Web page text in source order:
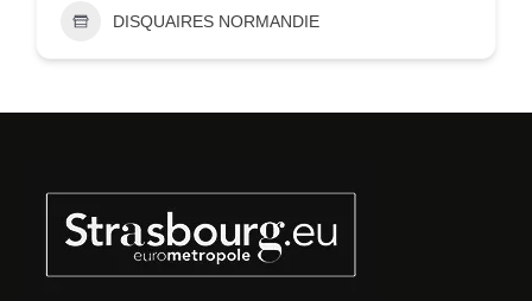
DISQUAIRES NORMANDIE